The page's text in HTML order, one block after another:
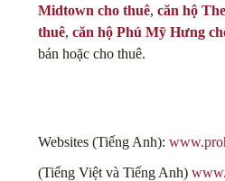
Midtown cho thuê, căn hộ
thuê, căn hộ Phú Mỹ Hưng
bán hoặc cho thuê.
Websites (Tiếng Anh):
(Tiếng Việt và Tiếng Anh)